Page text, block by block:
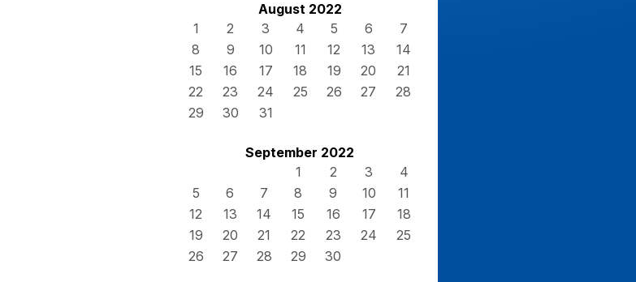
August 2022
1
2 3 4 5 6
7
8
9 10 11 12 13
14
15
16 17 18 19 20
21
22
23 24 25 26 27
28
29
30 31
September 2022
1
2 3
4
5
6 7 8 9 10
11
12
13 14 15 16 17
18
19
20 21 22 23 24
25
26
27 28 29 30